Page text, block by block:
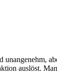
unangenehm,
auslöst.